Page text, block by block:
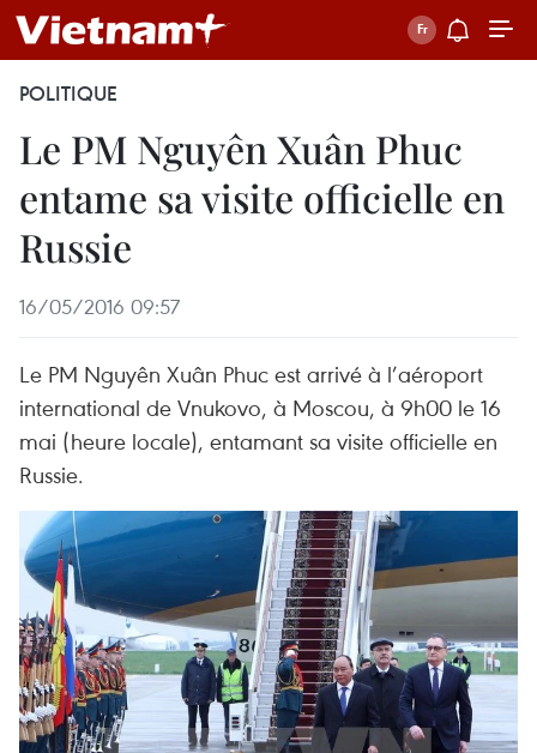
POLITIQUE
Le PM Nguyên Xuân Phuc
entame sa visite officielle en
Russie
16/05/2016 09:57
Le PM Nguyên Xuân Phuc est arrivé à l’aéroport
international de Vnukovo, à Moscou, à 9h00 le 16
mai (heure locale), entamant sa visite officielle en
Russie.